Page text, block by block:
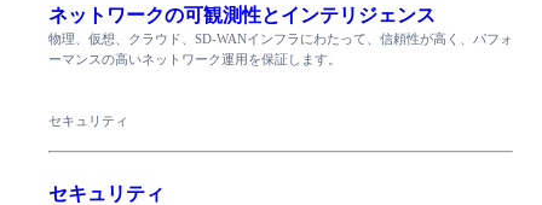
ネットワークの可観測性とインテリジェンス
物理、仮想、クラウド、SD-WANインフラにわたって、信頼性が高く、パフォ
ーマンスの高いネットワーク運用を保証します。
セキュリティ
セキュリティ